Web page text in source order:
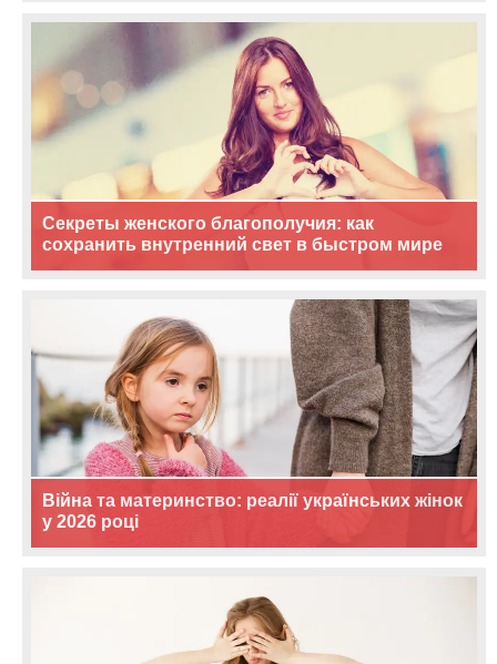
Секреты женского благополучия: как
сохранить внутренний свет в быстром мире
Війна та материнство: реалії українських жінок
у 2026 році